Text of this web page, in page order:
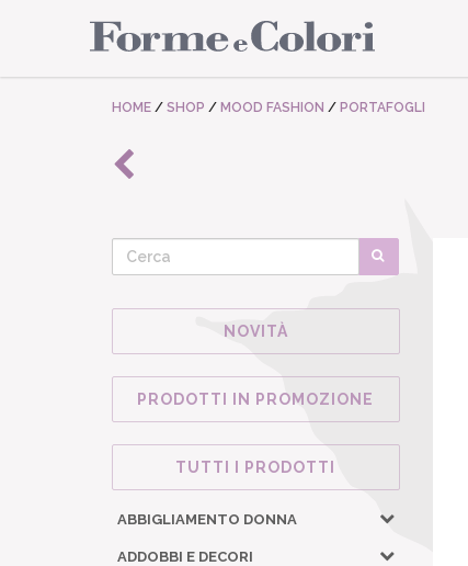
HOME / SHOP / MOOD FASHION / PORTAFOGLI
NOVITÀ
PRODOTTI IN PROMOZIONE
TUTTI I PRODOTTI
ABBIGLIAMENTO DONNA
ADDOBBI E DECORI